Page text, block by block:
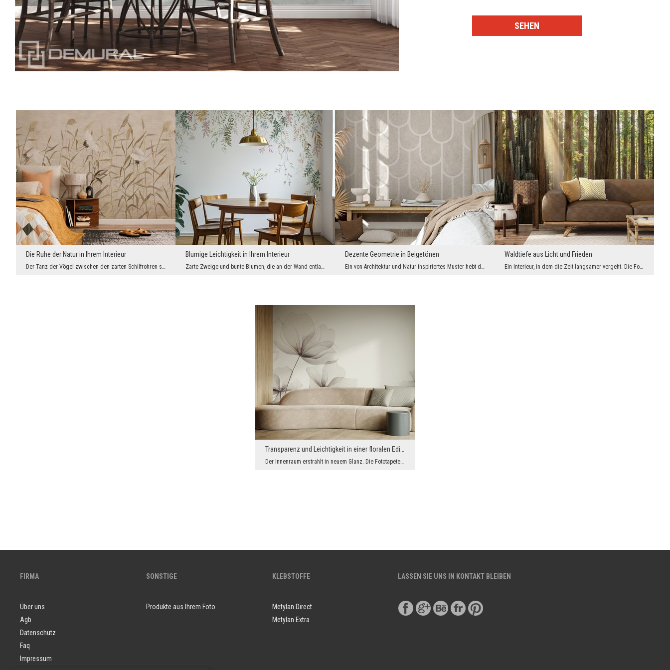
SEHEN
Die Ruhe der Natur in Ihrem Interieur
Der Tanz der Vögel zwischen den zarten Schilfrohren schafft eine malerische Landschaft, die Harmo...
Blumige Leichtigkeit in Ihrem Interieur
Zarte Zweige und bunte Blumen, die an der Wand entlangfließen, bilden eine dezente Dekoration, di...
Dezente Geometrie in Beigetönen
Ein von Architektur und Natur inspiriertes Muster hebt den Innenraum auf ein höheres ästhetisches...
Waldtiefe aus Licht und Frieden
Ein Interieur, in dem die Zeit langsamer vergeht. Die Fototapete entführt Sie in das Herz eines m...
Transparenz und Leichtigkeit in einer floralen Edition
Der Innenraum erstrahlt in neuem Glanz. Die Fototapete mit einem subtilen Motiv aus halbtranspare...
FIRMA
Über uns
Agb
Datenschutz
Faq
Impressum
SONSTIGE
Produkte aus Ihrem Foto
KLEBSTOFFE
Metylan Direct
Metylan Extra
LASSEN SIE UNS IN KONTAKT BLEIBEN